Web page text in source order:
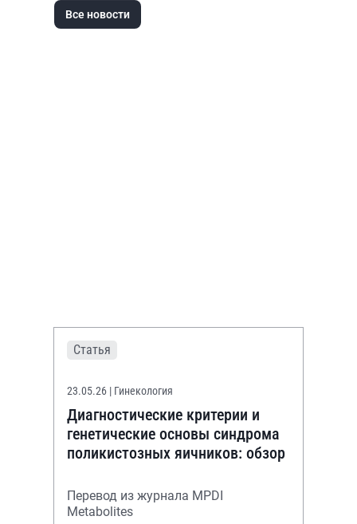
Все новости
Статья
23.05.26 | Гинекология
Диагностические критерии и
генетические основы синдрома
поликистозных яичников: обзор
Перевод из журнала MPDI
Metabolites